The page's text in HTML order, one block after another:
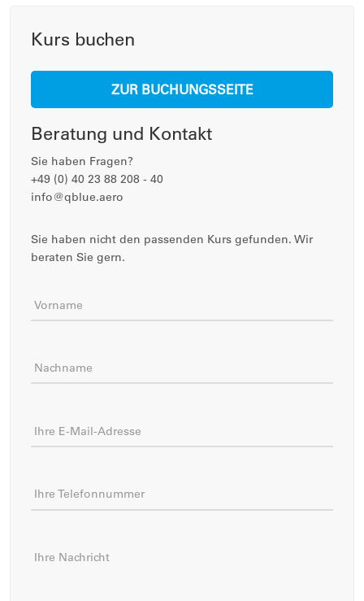
Kurs buchen
ZUR BUCHUNGSSEITE
Beratung und Kontakt
Sie haben Fragen?
+49 (0) 40 23 88 208 - 40
info@qblue.aero
Sie haben nicht den passenden Kurs gefunden. Wir
beraten Sie gern.
Vorname
Nachname
Ihre E-Mail-Adresse
Ihre Telefonnummer
Ihre Nachricht